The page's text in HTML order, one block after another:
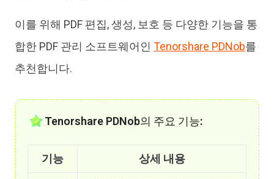
이를 위해 PDF 편집, 생성, 보호 등 다양한 기능을 통
합한 PDF 관리 소프트웨어인 Tenorshare PDNob를
추천합니다.
Tenorshare PDNob의 주요 기능:
기능 상세 내용